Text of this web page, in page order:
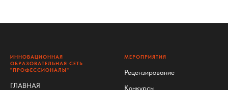
ИННОВАЦИОННАЯ
ОБРАЗОВАТЕЛЬНАЯ СЕТЬ
"ПРОФЕССИОНАЛЫ"
ГЛАВНАЯ
МЕРОПРИЯТИЯ
Рецензирование
Конкурсы